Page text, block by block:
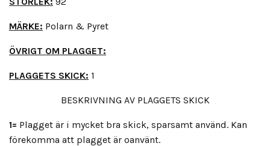
MÄRKE: Polarn & Pyret
ÖVRIGT OM PLAGGET:
PLAGGETS SKICK: 1
BESKRIVNING AV PLAGGETS SKICK
1= Plagget är i mycket bra skick, sparsamt använd. Kan
förekomma att plagget är oanvänt.